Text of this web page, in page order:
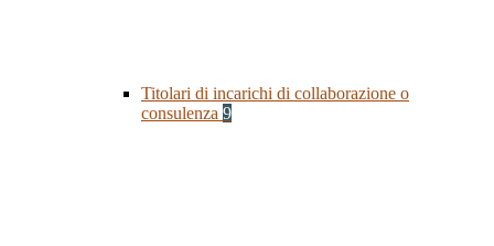
Titolari di incarichi di collaborazione o
consulenza 9